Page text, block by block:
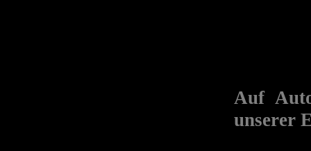
Auf
unserer